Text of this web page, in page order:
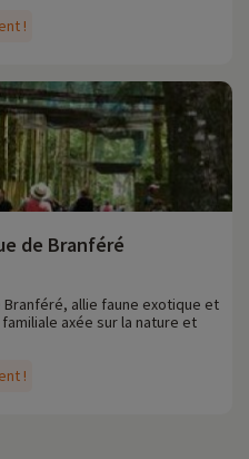
!
de Branféré
!
allie faune exotique et
axée sur la nature et